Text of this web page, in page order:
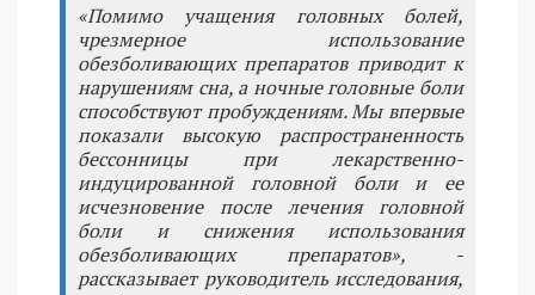
«Помимо учащения головных болей,
чрезмерное использование
обезболивающих препаратов приводит к
нарушениям сна, а ночные головные боли
способствуют пробуждениям. Мы впервые
показали высокую распространенность
бессонницы при лекарственно-
индуцированной головной боли и ее
исчезновение после лечения головной
боли и снижения использования
обезболивающих препаратов», -
рассказывает руководитель исследования,